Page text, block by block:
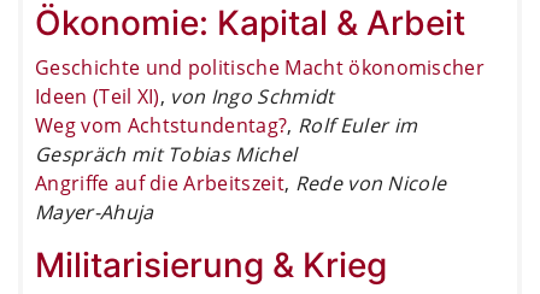
Ökonomie: Kapital & Arbeit
Geschichte und politische Macht ökonomischer
Ideen (Teil XI), von Ingo Schmidt
Weg vom Achtstundentag?, Rolf Euler im
Gespräch mit Tobias Michel
Angriffe auf die Arbeitszeit, Rede von Nicole
Mayer-Ahuja
Militarisierung & Krieg